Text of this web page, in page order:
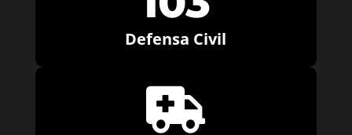
Defensa Civil
